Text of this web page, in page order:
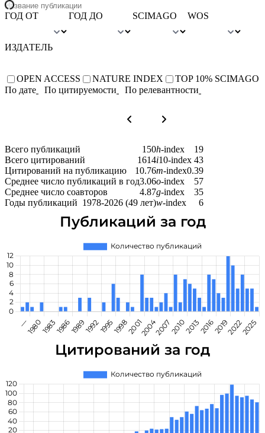
ГОД ОТ ГОД ДО SCIMAGO WOS
ИЗДАТЕЛЬ
OPEN ACCESS NATURE INDEX
TOP 10% SCIMAGO
По дате
По цитируемости По релевантности
Всего публикаций
150
Всего цитирований
1614
Цитирований на публикацию
10.76
Среднее число публикаций в год3.06
Среднее число соавторов
4.87
Годы публикаций 1978-2026 (49 лет)
h-index
19
i10-index 43
m-index0.39
o-index
57
g-index
35
w-index 6